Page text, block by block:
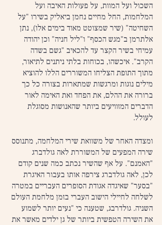
השכול ועל המוות, על פעולות האיבה ועל
המלחמות, החל מחיים נחמן ביאליק בשירו "על
השחיטה" (שיר שמצוטט מאוד בימים אלו), נתן
אלתרמן ב"מגש הכסף" ו"ליל חניה" וכן יהודה
עמיחי בשיר הקצר עד להכאיב "גשם בשדה
הקרב". איכשהו, בכוחות בלתי ניתנים לתיאור,
מתוך התופת הצליחו המשוררים הללו להוציא
מילים נוגות ומרגשות שמתארות בצורה כל כך
ברורה את ההלם, את הפחד ואת האימה לאור
הדברים המזוויעים ביותר שהאנושות מסוגלת
לעולל.
ומצדה האחר של משוואת שירי המלחמה, מתנוסס
שירה המפעים של המשוררת לאה גולדברג
"האמנם". על אף שהשיר נכתב כמה שנים קודם
לכן, לאה גולדברג צירפה אותו בעבור האיגרת
"בסער" שאיגדה אגודת הסופרים העבריים במטרה
לשלחה לחיילי הישוב העברי בזמן מלחמת העולם
השניה. גולדרבג, שטענה כי "נעים יותר לשמוע
את השירה הטפשית ביותר של גן ילדים מאשר את